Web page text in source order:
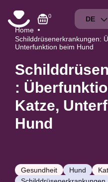
0 DE
Home
Schilddrüsenerkrankungen:
Unterfunktion beim Hund
:
Katze,
Hund
Gesundheit Hund